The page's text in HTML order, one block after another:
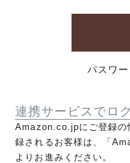
パスワ
連携サービスでロ
Amazon.co.jpにご登録の
録されるお客様は、「
よりお進みください。